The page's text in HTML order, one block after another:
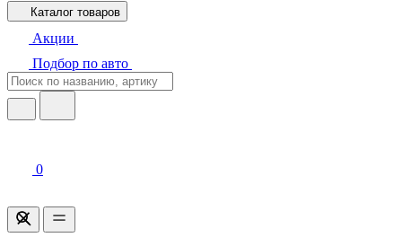
Каталог товаров
Акции
Подбор по авто
0